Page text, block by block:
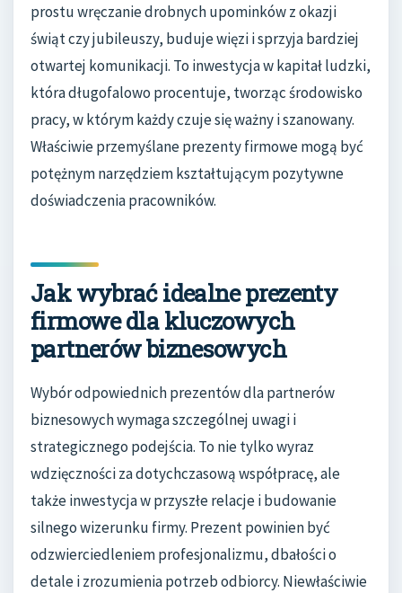
prostu wręczanie drobnych upominków z okazji
świąt czy jubileuszy, buduje więzi i sprzyja bardziej
otwartej komunikacji. To inwestycja w kapitał ludzki,
która długofalowo procentuje, tworząc środowisko
pracy, w którym każdy czuje się ważny i szanowany.
Właściwie przemyślane prezenty firmowe mogą być
potężnym narzędziem kształtującym pozytywne
doświadczenia pracowników.
Jak wybrać idealne prezenty
firmowe dla kluczowych
partnerów biznesowych
Wybór odpowiednich prezentów dla partnerów
biznesowych wymaga szczególnej uwagi i
strategicznego podejścia. To nie tylko wyraz
wdzięczności za dotychczasową współpracę, ale
także inwestycja w przyszłe relacje i budowanie
silnego wizerunku firmy. Prezent powinien być
odzwierciedleniem profesjonalizmu, dbałości o
detale i zrozumienia potrzeb odbiorcy. Niewłaściwie